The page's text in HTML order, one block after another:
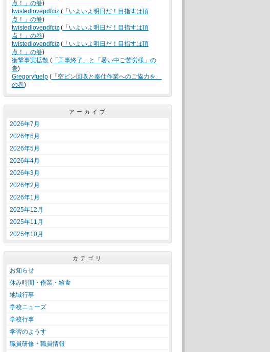
点！」の巻)
twistedlovepdfciz ( 「いよいよ明日だ！目指すは頂
点！」の巻)
twistedlovepdfciz ( 「いよいよ明日だ！目指すは頂
点！」の巻)
twistedlovepdfciz ( 「いよいよ明日だ！目指すは頂
点！」の巻)
衝撃事実拡散 ( 「工事終了」と「暑い中ご苦労様」の
巻)
Gregoryfuelp ( 「空ビン回収と奉仕作業へのご協力を」
の巻)
アーカイブ
2026年7月
2026年6月
2026年5月
2026年4月
2026年3月
2026年2月
2026年1月
2025年12月
2025年11月
2025年10月
カテゴリ
お知らせ
休み時間・作業・給食
地域行事
学校ニューズ
学校行事
学習のようす
職員研修・職員情報